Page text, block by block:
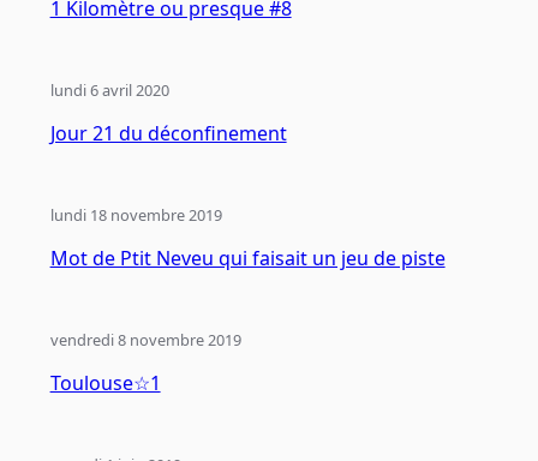
1 Kilomètre ou presque #8
Jour 21 du déconfinement
lundi 6 avril 2020
Mot de Ptit Neveu qui faisait un jeu de piste
lundi 18 novembre 2019
Toulouse☆1
vendredi 8 novembre 2019